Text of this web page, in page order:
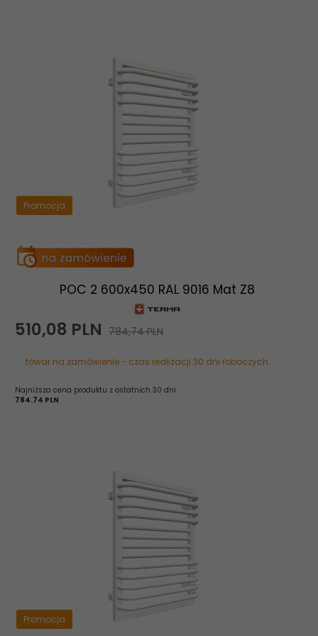
Promocja
POC 2 600x450 RAL 9016 Mat Z8
510,08 PLN 784,74 PLN
towar na zamówienie - czas realizacji 30 dni roboczych
Najniższa cena produktu z ostatnich 30 dni:
784.74 PLN
Promocja